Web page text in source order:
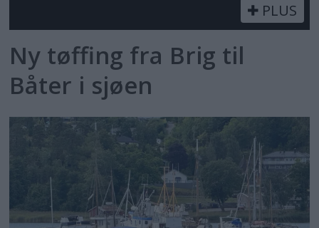
PLUS
Ny tøffing fra Brig til
Båter i sjøen